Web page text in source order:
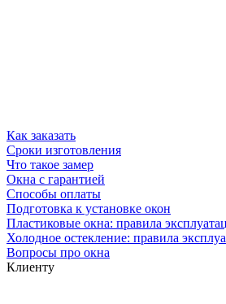
Как заказать
Сроки изготовления
Что такое замер
Окна с гарантией
Способы оплаты
Подготовка к установке окон
Пластиковые окна: правила
Холодное остекление: правила
Вопросы про окна
Клиенту